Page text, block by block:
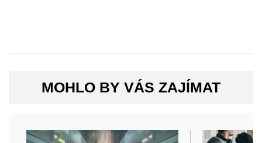
MOHLO BY VÁS ZAJÍMAT